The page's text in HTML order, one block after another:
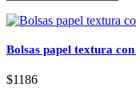
Bolsas papel textura
$1186